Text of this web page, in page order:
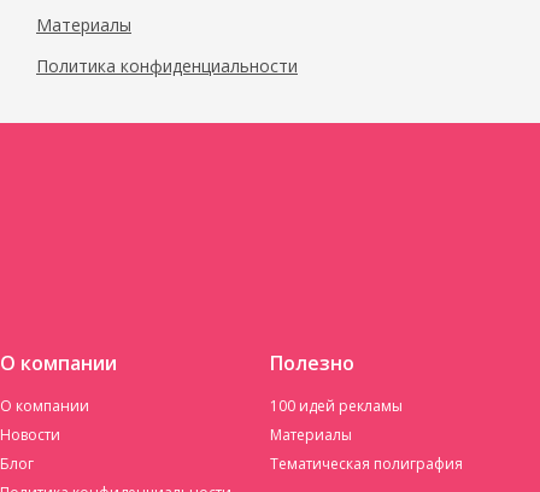
Материалы
Политика конфиденциальности
О компании
О компании
Новости
Блог
Полезно
100 идей рекламы
Материалы
Тематическая полиграфия